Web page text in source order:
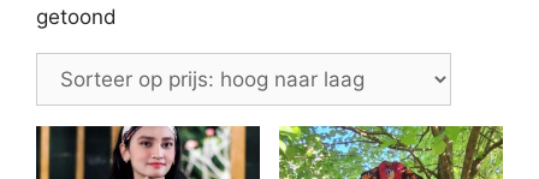
getoond
prijs:
hoog
naar
laag